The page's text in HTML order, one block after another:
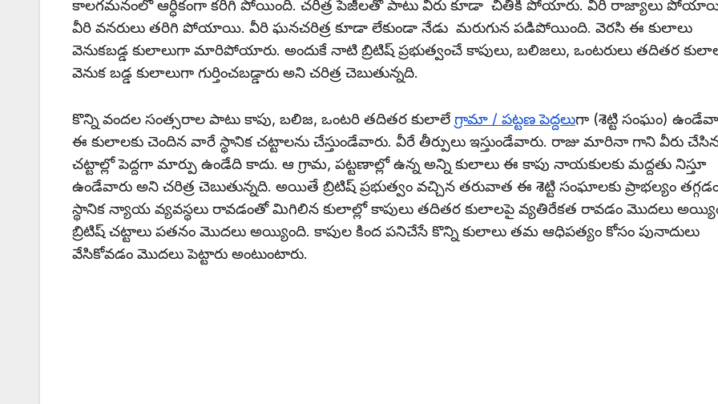
కాలగమనంలో ఆర్ధికంగా కరిగి పోయింది. చరిత్ర పేజీలతో పాటు వీరు కూడా చితికి పోయారు. వీరి రాజ్యాలు
వీరి వనరులు తరిగి పోయాయి. వీరి ఘనచరిత్ర కూడా లేకుండా నేడు మరుగున పడిపోయింది. వెరసి ఈ కులాలు
వెనుకబడ్డ కులాలుగా మారిపోయారు. అందుకే నాటి బ్రిటిష్ ప్రభుత్వంచే కాపులు, బలిజలు, ఒంటరులు తదితర
వెనుక బడ్డ కులాలుగా గుర్తించబడ్డారు అని చరిత్ర చెబుతున్నది.
కొన్ని వందల సంత్సరాల పాటు కాపు, బలిజ, ఒంటరి తదితర కులాలే గ్రామా / పట్టణ పెద్దలుగా (శెట్టి సంఘం)
ఈ కులాలకు చెందిన వారే స్థానిక చట్టాలను చేస్తుండేవారు. వీరే తీర్పులు ఇస్తుండేవారు. రాజు మారినా గాని వీరు
చట్టాల్లో పెద్దగా మార్పు ఉండేది కాదు. ఆ గ్రామ, పట్టణాల్లో ఉన్న అన్ని కులాలు ఈ కాపు నాయకులకు మద్దతు నిస్తూ
ఉండేవారు అని చరిత్ర చెబుతున్నది. అయితే బ్రిటిష్ ప్రభుత్వం వచ్చిన తరువాత ఈ శెట్టి సంఘాలకు ప్రాభల్యం
స్థానిక న్యాయ వ్యవస్థలు రావడంతో మిగిలిన కులాల్లో కాపులు తదితర కులాలపై వ్యతిరేకత రావడం మొదలు
బ్రిటిష్ చట్టాలు పతనం మొదలు అయ్యింది. కాపుల కింద పనిచేసే కొన్ని కులాలు తమ ఆధిపత్యం కోసం పునాదులు
వేసికోవడం మొదలు పెట్టారు అంటుంటారు.